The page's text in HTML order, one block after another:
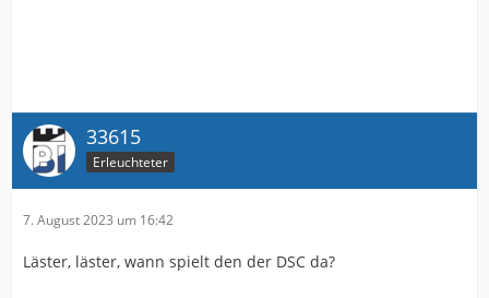
33615
Erleuchteter
7. August 2023 um 16:42
Läster, läster, wann spielt den der DSC da?